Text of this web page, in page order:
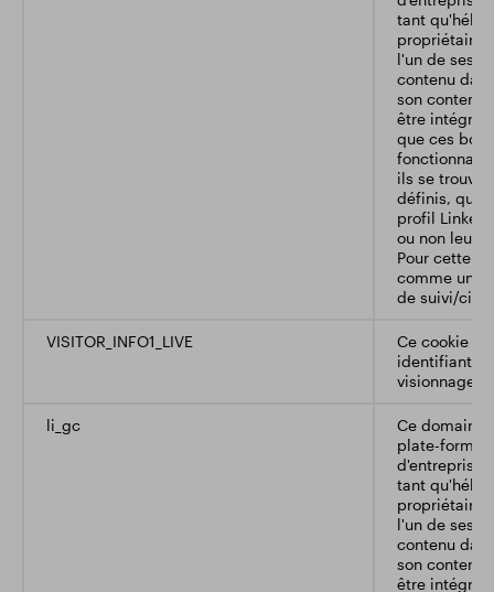
tant
l'un de ses
contenu
son contenu
être intégrés
que ces
ils se
définis, que
profil
ou non leurs
Pour cette
comme un
de suivi/
VISITOR_INFO1_LIVE
Ce cookie
identifiant
visionnage
li_gc
Ce domaine
plate-forme
d'entreprise.
tant
l'un de ses
contenu
son contenu
être intégrés